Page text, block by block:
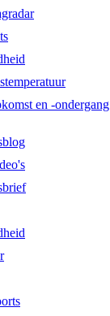
en -ondergang